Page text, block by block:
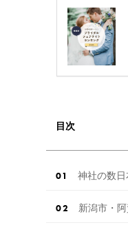
目次
神社の数
新潟市・